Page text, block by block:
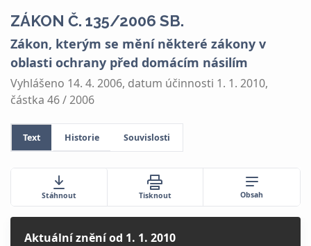
ZÁKON Č. 135/2006 SB.
Zákon, kterým se mění některé zákony v
oblasti ochrany před domácím násilím
Vyhlášeno 14. 4. 2006, datum účinnosti 1. 1. 2010,
částka 46 / 2006
Text Historie Souvislosti
Stáhnout Tisknout Obsah
Aktuální zněníod 1. 1. 2010